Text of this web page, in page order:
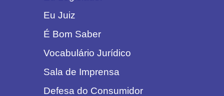
Eu Juiz
É Bom Saber
Vocabulário Jurídico
Sala de Imprensa
Defesa do Consumidor